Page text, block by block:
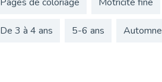
De 3 à 4 ans 5-6 ans Automne